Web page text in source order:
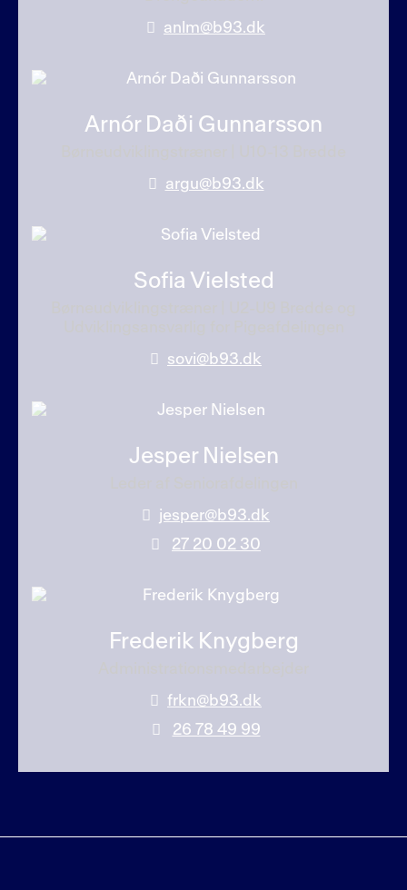
anlm@b93.dk
Arnór Daði Gunnarsson
argu@b93.dk
Sofia Vielsted
sovi@b93.dk
Jesper Nielsen
jesper@b93.dk
27 20 02 30
Frederik Knygberg
frkn@b93.dk
26 78 49 99